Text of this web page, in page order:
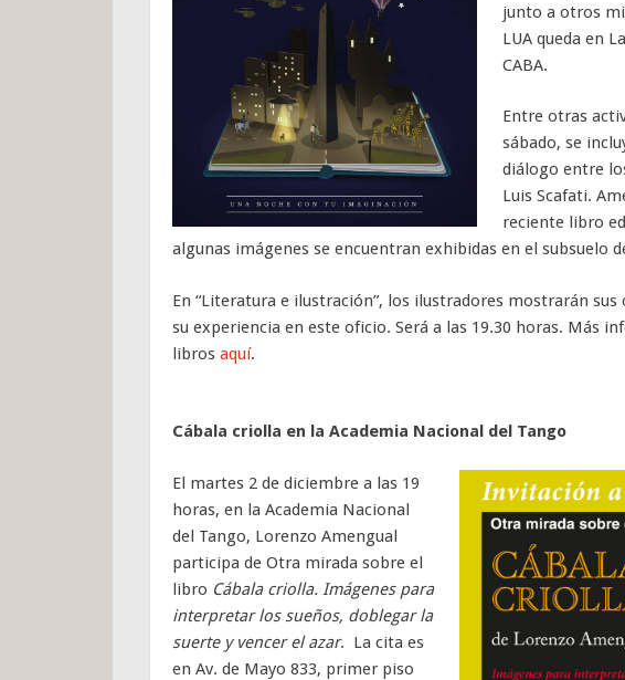
junto a otros
LUA queda en
CABA.
Entre otras
sábado, se
diálogo entre
Luis Scafati.
reciente libro
algunas imágenes se encuentran exhibidas en el subsuelo
En “Literatura e ilustración”, los ilustradores mostrarán
su experiencia en este oficio. Será a las 19.30 horas. Más
libros aquí.
Cábala criolla en la Academia Nacional del Tango
El martes 2 de diciembre a las 19
horas, en la Academia Nacional
del Tango, Lorenzo Amengual
participa de Otra mirada sobre el
libro Cábala criolla. Imágenes para
interpretar los sueños, doblegar la
suerte y vencer el azar. La cita es
en Av. de Mayo 833, primer piso